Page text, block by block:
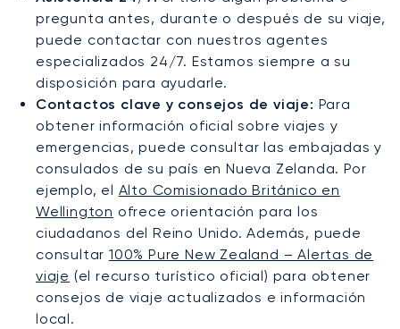
pregunta antes, durante o después de su viaje,
puede contactar con nuestros agentes
especializados 24/7. Estamos siempre a su
disposición para ayudarle.
Contactos clave y consejos de viaje: Para
obtener información oficial sobre viajes y
emergencias, puede consultar las embajadas y
consulados de su país en Nueva Zelanda. Por
ejemplo, el Alto Comisionado Británico en
Wellington ofrece orientación para los
ciudadanos del Reino Unido. Además, puede
consultar100% Pure New Zealand – Alertas de
viaje (el recurso turístico oficial) para obtener
consejos de viaje actualizados e información
local.